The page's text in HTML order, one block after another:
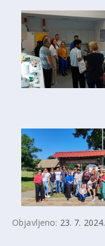
Objavljeno: 23. 7. 2024.